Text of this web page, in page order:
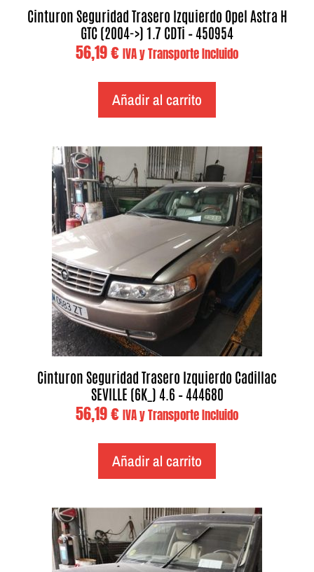
Cinturon Seguridad Trasero Izquierdo Opel Astra H
GTC (2004->) 1.7 CDTi – 450954
56,19€ IVA y Transporte Incluido
Añadir al carrito
Cinturon Seguridad Trasero Izquierdo Cadillac
SEVILLE (6K_) 4.6 – 444680
56,19€ IVA y Transporte Incluido
Añadir al carrito